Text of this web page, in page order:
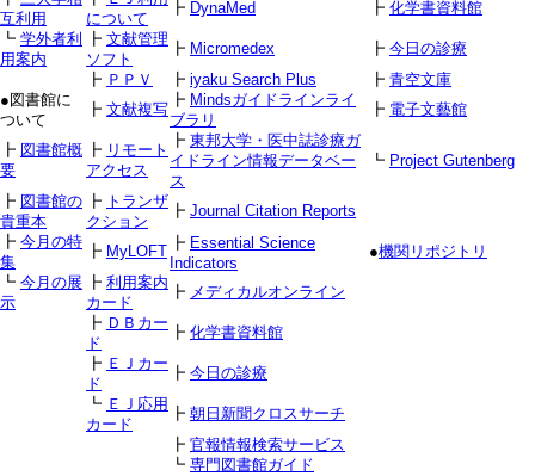
互利用
について
┣ DynaMed ┣ 化学書資料館
┗ 学外者利
用案内
┣ 文献管理
ソフト
┣ Micromedex ┣ 今日の診療
┣ ＰＰＶ ┣ iyaku Search Plus ┣ 青空文庫
●図書館に
ついて
┣ 文献複写
┣ Mindsガイドラインライ
ブラリ
┣ 電子文藝館
┣ 図書館概
要
┣ リモート
アクセス
┣ 東邦大学・医中誌診療ガ
イドライン情報データベー
ス
┗ Project Gutenberg
┣ 図書館の
貴重本
┣ トランザ
クション
┣ Journal Citation Reports
┣ 今月の特
集
┣ MyLOFT ┣ Essential Science
Indicators
●機関リポジトリ
┗ 今月の展
示
┣ 利用案内
カード
┣ メディカルオンライン
┣ ＤＢカー
ド
┣ 化学書資料館
┣ ＥＪカー
ド
┣ 今日の診療
┗ ＥＪ応用
カード
┣ 朝日新聞クロスサーチ
┣ 官報情報検索サービス
┗ 専門図書館ガイド